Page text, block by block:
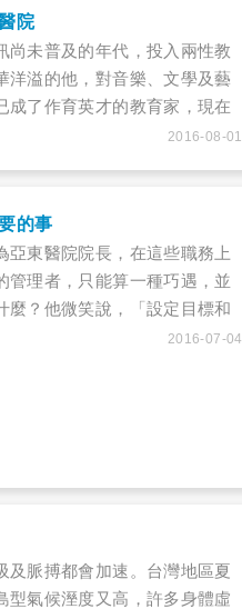
院
尚未普及的年代，投入兩性教
洋溢的他，對音樂、文學及藝
成了作育英才的教育家，現在
灣及輔大蓋一所有靈魂的醫
2016-08-01
的事
東醫院院長，在這些職務上
管理者，只能算一種巧遇，並
麼？他微笑說，「設定目標和
佛大學一份長達75年的研究發
2016-07-04
及脈搏都會加速。台灣地區夏
型氣候溼度又高，許多身體虛